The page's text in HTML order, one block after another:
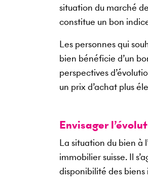
situation du marché
constitue un bon
Les personnes qui
bien bénéficie d’un
perspectives
un prix d’achat plus
Envisager
La situation du bien à
immobilier suisse. Il
disponibilité des